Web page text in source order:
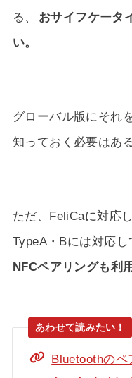
る、
おサイフケータ
い。
グローバル版にそれ
知っておく必要はあ
ただ、FeliCaに対応
TypeA・Bには対応し
NFCペアリングも利
Bluetoothのペ